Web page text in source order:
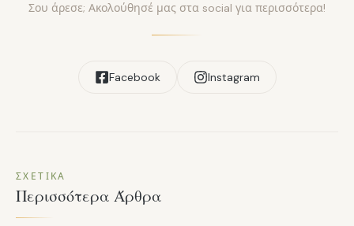
Σου άρεσε; Ακολούθησέ μας στα social για περισσότερα!
Facebook Instagram
ΣΧΕΤΙΚΆ
Περισσότερα Άρθρα